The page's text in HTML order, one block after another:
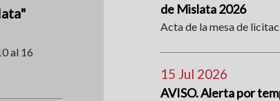
al 16
de Mislata 2026
Acta de la mesa de
15 Jul 2026
AVISO. Alerta por